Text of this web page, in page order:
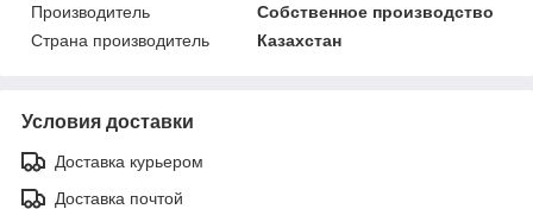
Производитель
Собственное производство
Страна производитель
Казахстан
Условия доставки
Доставка курьером
Доставка почтой